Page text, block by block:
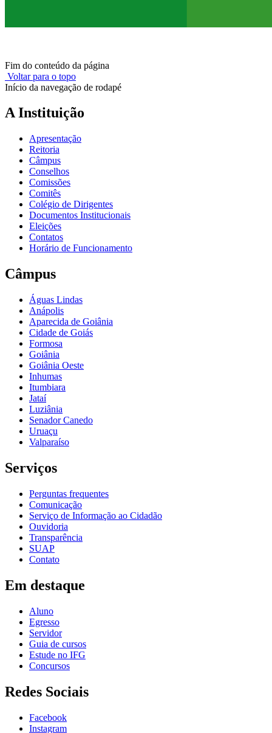
Fim do conteúdo da página
Voltar para o topo
Início da navegação de rodapé
A Instituição
Apresentação
Reitoria
Câmpus
Conselhos
Comissões
Comitês
Colégio de Dirigentes
Documentos Institucionais
Eleições
Contatos
Horário de Funcionamento
Câmpus
Águas Lindas
Anápolis
Aparecida de Goiânia
Cidade de Goiás
Formosa
Goiânia
Goiânia Oeste
Inhumas
Itumbiara
Jataí
Luziânia
Senador Canedo
Uruaçu
Valparaíso
Serviços
Perguntas frequentes
Comunicação
Serviço de Informação ao Cidadão
Ouvidoria
Transparência
SUAP
Contato
Em destaque
Aluno
Egresso
Servidor
Guia de cursos
Estude no IFG
Concursos
Redes Sociais
Facebook
Instagram